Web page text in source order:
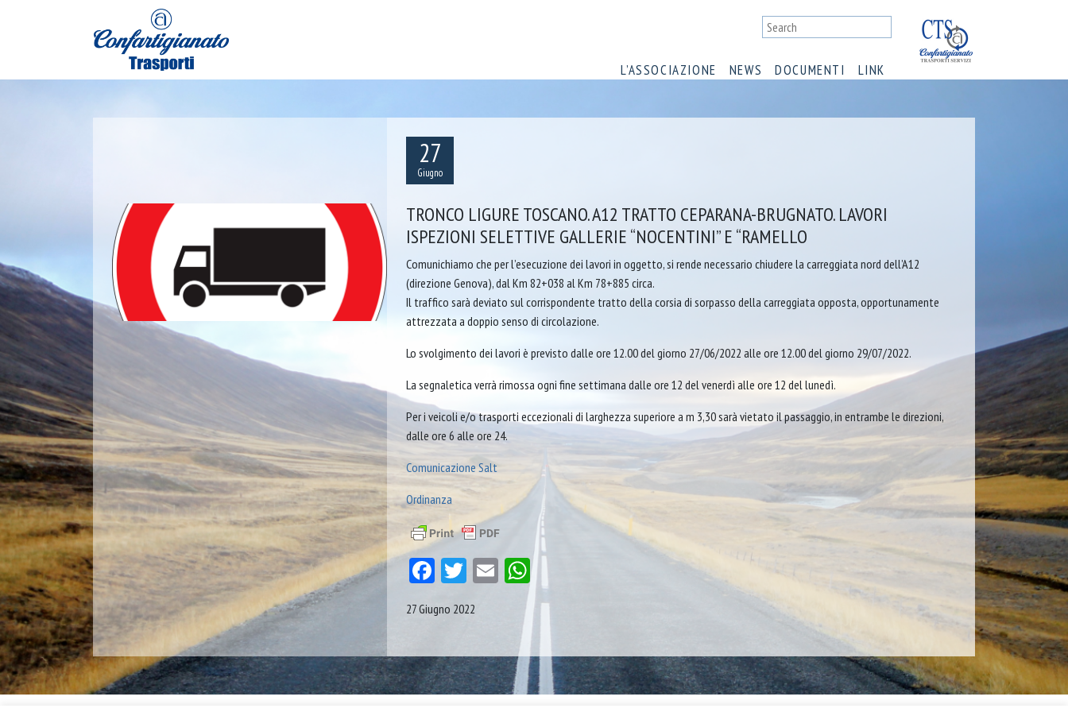
L’ASSOCIAZIONE NEWS DOCUMENTI LINK
27
Giugno
TRONCO LIGURE TOSCANO. A12 TRATTO CEPARANA-BRUGNATO. LAVORI
ISPEZIONI SELETTIVE GALLERIE “NOCENTINI” E “RAMELLO
Comunichiamo che per l’esecuzione dei lavori in oggetto, si rende necessario chiudere la carreggiata nord dell’A12
(direzione Genova), dal Km 82+038 al Km 78+885 circa.
Il traffico sarà deviato sul corrispondente tratto della corsia di sorpasso della carreggiata opposta, opportunamente
attrezzata a doppio senso di circolazione.
Lo svolgimento dei lavori è previsto dalle ore 12.00 del giorno 27/06/2022 alle ore 12.00 del giorno 29/07/2022.
La segnaletica verrà rimossa ogni fine settimana dalle ore 12 del venerdì alle ore 12 del lunedì.
Per i veicoli e/o trasporti eccezionali di larghezza superiore a m 3,30 sarà vietato il passaggio, in entrambe le direzioni,
dalle ore 6 alle ore 24.
Comunicazione Salt
Ordinanza
Facebook
Twitter
EmailWhatsApp
27 Giugno 2022